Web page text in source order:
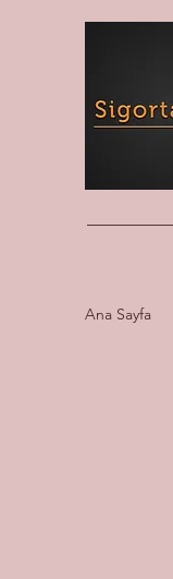
Ana Sayfa